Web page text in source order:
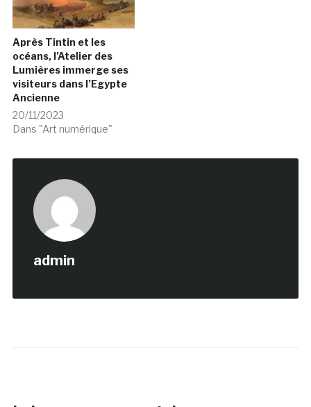
Après Tintin et les
océans, l’Atelier des
Lumières immerge ses
visiteurs dans l’Egypte
Ancienne
20/11/2023
Dans "Art numérique"
admin